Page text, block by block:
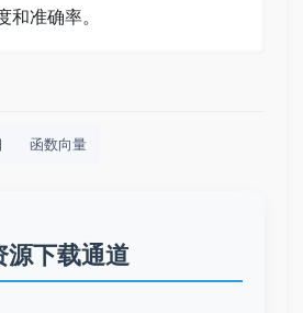
准确率。
函数向量
源下载通道